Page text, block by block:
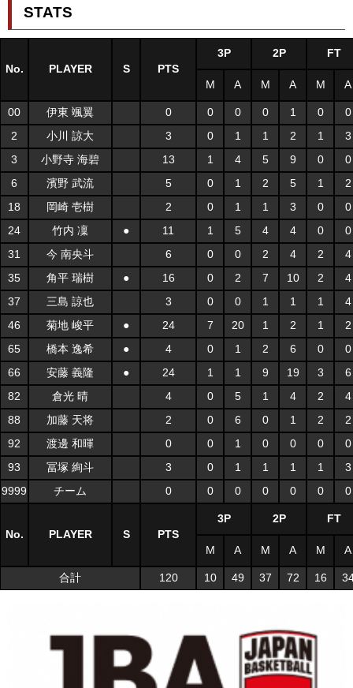
STATS
No. PLAYER S PTS
3P 2P FT
M A M A M A
00 伊東 颯翼 0 0 0 0 1 0
0
2
小川 諒大 3 0 1 1 2 1
3
3
小野寺 海碧 13 1 4 5 9 0
0
6
濱野 武流 5 0 1 2 5 1
2
18
岡崎 壱樹 2 0 1 1 3 0
0
24
竹内 凜 ● 11 1 5 4 4 0
0
31
今 南央斗 6 0 0 2 4 2
4
35
角平 瑞樹 ● 16 0 2 7 10 2
4
37
三島 諒也 3 0 0 1 1 1
4
46
菊地 峻平 ● 24 7 20 1 2 1
2
65
橋本 逸希 ● 4 0 1 2 6 0
0
66
安藤 義隆 ● 24 1 1 9 19 3
6
82
倉光 晴 4 0 5 1 4 2
4
88
加藤 天将 2 0 6 0 1 2
2
92
渡邊 和暉 0 0 1 0 0 0
0
93
冨塚 絢斗 3 0 1 1 1 1
3
9999
チーム 0 0 0 0 0 0 0
No. PLAYER S PTS
3P 2P FT
M A M A M A
合計 120 10 49 37 72 16